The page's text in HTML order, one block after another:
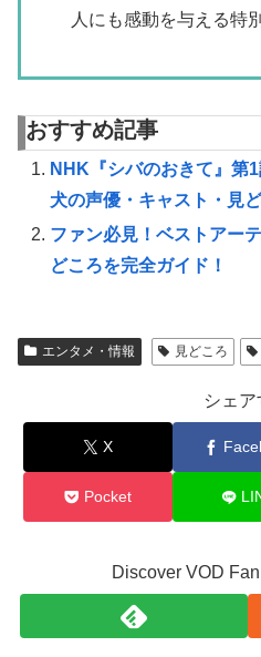
人にも感動を与える特
おすすめ記事
NHK『シバのおきて』第
犬の声優・キャスト・見
ファン必見！ベストアー
どころを完全ガイド！
エンタメ・情報 見どころ
シェア
X
Pocket
Discover VOD